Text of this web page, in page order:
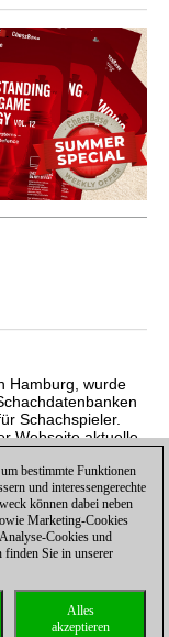
Hamburg, wurde
Schachspieler.
Webseite aktuelle
als wichtigste
|Lizenzen
bestimmte Funktionen
und interessengerechte
können dabei neben
Marketing-Cookies
Cookies und
finden Sie in unserer
Alles
akzeptieren